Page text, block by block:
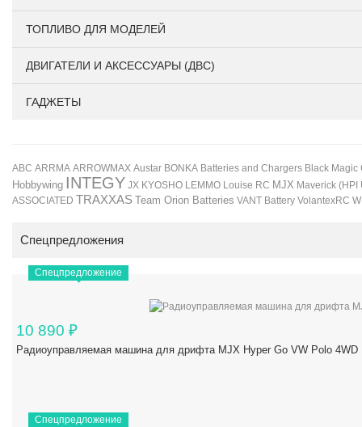
ТОПЛИВО ДЛЯ МОДЕЛЕЙ
ДВИГАТЕЛИ И АКСЕССУАРЫ (ДВС)
ГАДЖЕТЫ
ABC ARRMA ARROWMAX Austar BONKA Batteries and Chargers Black Magic
Hobbywing INTEGY JX KYOSHO LEMMO Louise RC MJX Maverick (HPI
ASSOCIATED TRAXXAS Team Orion Batteries VANT Battery VolantexRC
Спецпредложения
Спецпредложение
10 890 ₽
Радиоуправляемая машина для дрифта MJX Hyper Go VW Polo
Спецпредложение